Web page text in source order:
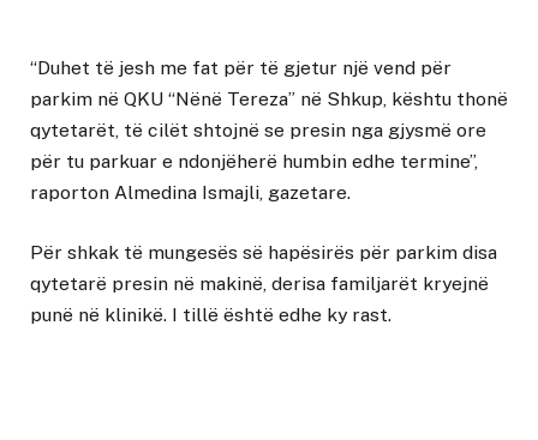
“Duhet të jesh me fat për të gjetur një vend për
parkim në QKU “Nënë Tereza” në Shkup, kështu thonë
qytetarët, të cilët shtojnë se presin nga gjysmë ore
për tu parkuar e ndonjëherë humbin edhe termine”,
raporton Almedina Ismajli, gazetare.
Për shkak të mungesës së hapësirës për parkim disa
qytetarë presin në makinë, derisa familjarët kryejnë
punë në klinikë. I tillë është edhe ky rast.